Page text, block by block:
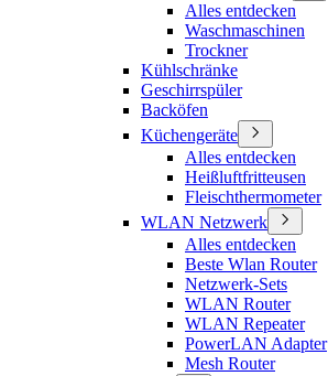
Alles entdecken
Waschmaschinen
Trockner
Kühlschränke
Geschirrspüler
Backöfen
Küchengeräte
Alles entdecken
Heißluftfritteusen
Fleischthermometer
WLAN Netzwerk
Alles entdecken
Beste Wlan Router
Netzwerk-Sets
WLAN Router
WLAN Repeater
PowerLAN Adapter
Mesh Router